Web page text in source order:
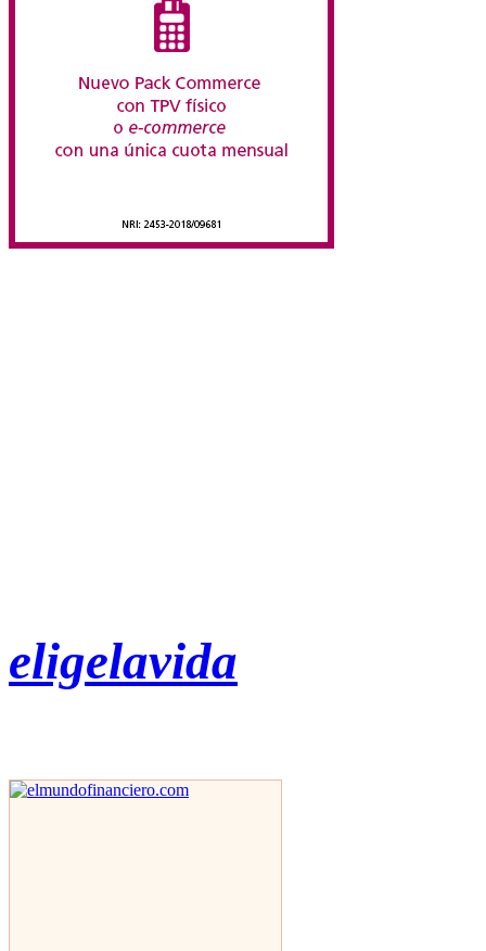
eligelavida